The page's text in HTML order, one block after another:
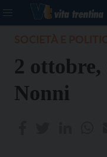
2 ottobre,
Nonni